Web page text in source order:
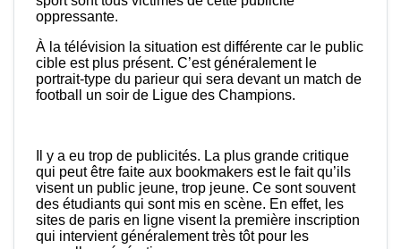
oppressante.
À la télévision la situation est différente car le public
cible est plus présent. C’est généralement le
portrait-type du parieur qui sera devant un match de
football un soir de Ligue des Champions.
Il y a eu trop de publicités. La plus grande critique
qui peut être faite aux bookmakers est le fait qu’ils
visent un public jeune, trop jeune. Ce sont souvent
des étudiants qui sont mis en scène. En effet, les
sites de paris en ligne visent la première inscription
qui intervient généralement très tôt pour les